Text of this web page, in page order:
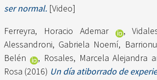
ser normal. [Video]
Ferreyra, Horacio Ademar
,
Alessandroni, Gabriela Noemí,
Belén
, Rosales, Marcela Alejandra
Rosa (2016) Un día atiborrado de